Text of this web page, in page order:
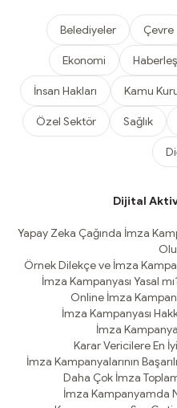
Belediyeler Çevre
Ekonomi
İnsan Hakları Kamu
Özel Sektör Sağlık
Dijital
Yapay Zeka Çağında İmza
Örnek Dilekçe ve İmza
İmza Kampanyası Yasal
Online İmza
İmza Kampanyası
İmza
Karar Vericilere En
İmza Kampanyalarının
Daha Çok İmza
İmza Kampanyamda